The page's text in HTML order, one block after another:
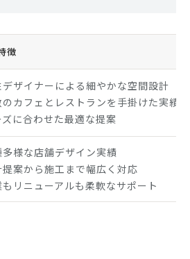
徴
デザイナーによる細やかな空間設計
のカフェとレストランを手掛けた実績
ズに合わせた最適な提案
多様な店舗デザイン実績
提案から施工まで幅広く対応
もリニューアルも柔軟なサポート